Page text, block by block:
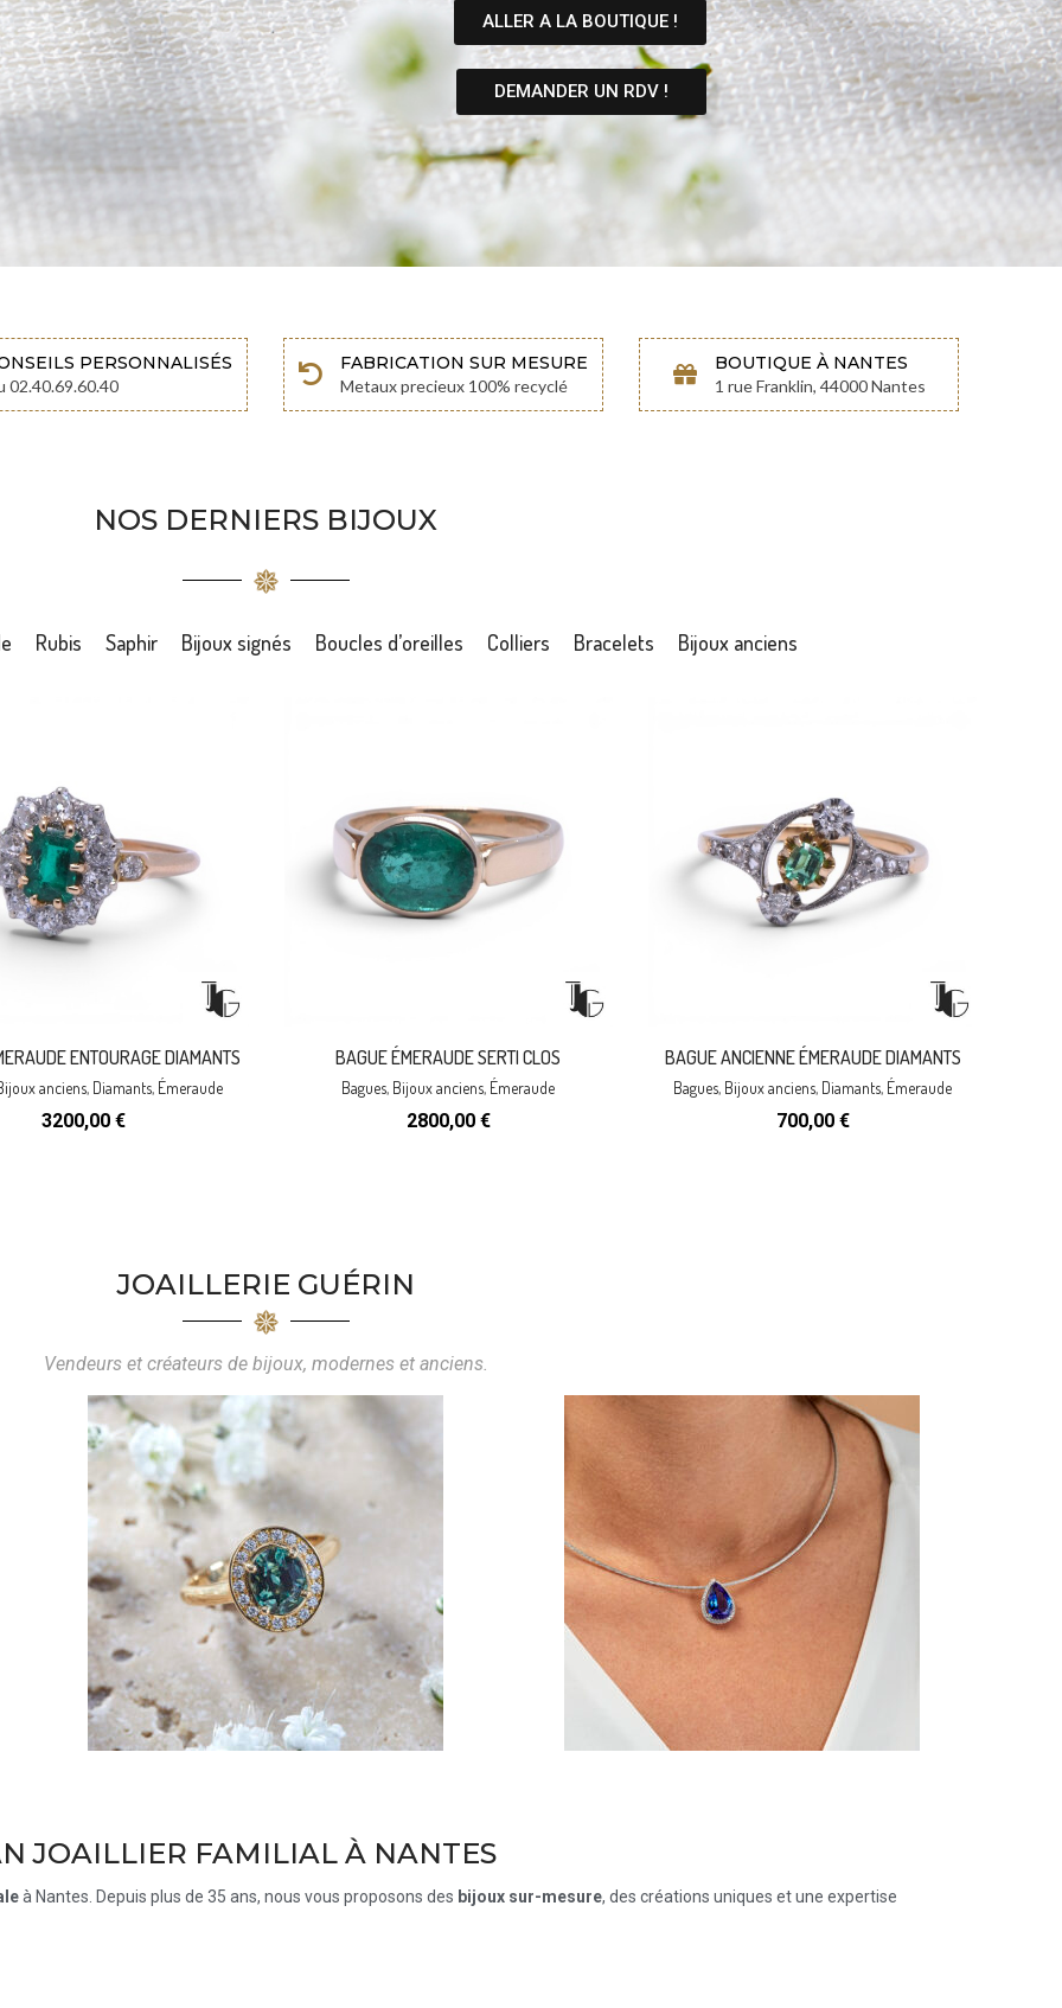
ALLER A LA BOUTIQUE !
DEMANDER UN RDV !
PERSONNALISÉS
02.40.69.60.40
FABRICATION SUR MESURE
Metaux precieux 100% recyclé
BOUTIQUE À NANTES
1 rue Franklin, 44000 Nantes
NOS DERNIERS BIJOUX
Rubis Saphir Bijoux signés Boucles d’oreilles Colliers Bracelets Bijoux anciens
ENTOURAGE DIAMANTS
anciens, Diamants, Émeraude
3200,00€
BAGUE ÉMERAUDE SERTI CLOS
Bagues, Bijoux anciens, Émeraude
2800,00 €
BAGUE ANCIENNE ÉMERAUDE DIAMANTS
Bagues, Bijoux anciens, Diamants, Émeraude
700,00 €
JOAILLERIE GUÉRIN
Vendeurs et créateurs de bijoux, modernes et anciens.
JOAILLIER FAMILIAL À NANTES
à Nantes. Depuis plus de 35 ans, nous vous proposons des bijoux sur-mesure, des créations uniques et une expertise